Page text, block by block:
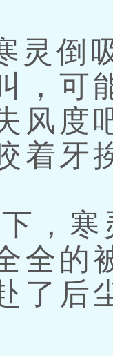
倒
，可
风度
着牙
，寒
全的
了后